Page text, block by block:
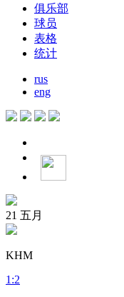
俱乐部
球员
表格
统计
rus
eng
21 五月
KHM
1 :2